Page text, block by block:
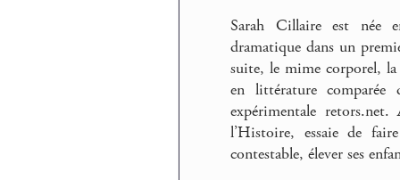
Sarah Cillaire est née
dramatique dans un
suite, le mime corporel, la
en littérature
expérimentale
l’Histoire, essaie de
contestable, élever ses